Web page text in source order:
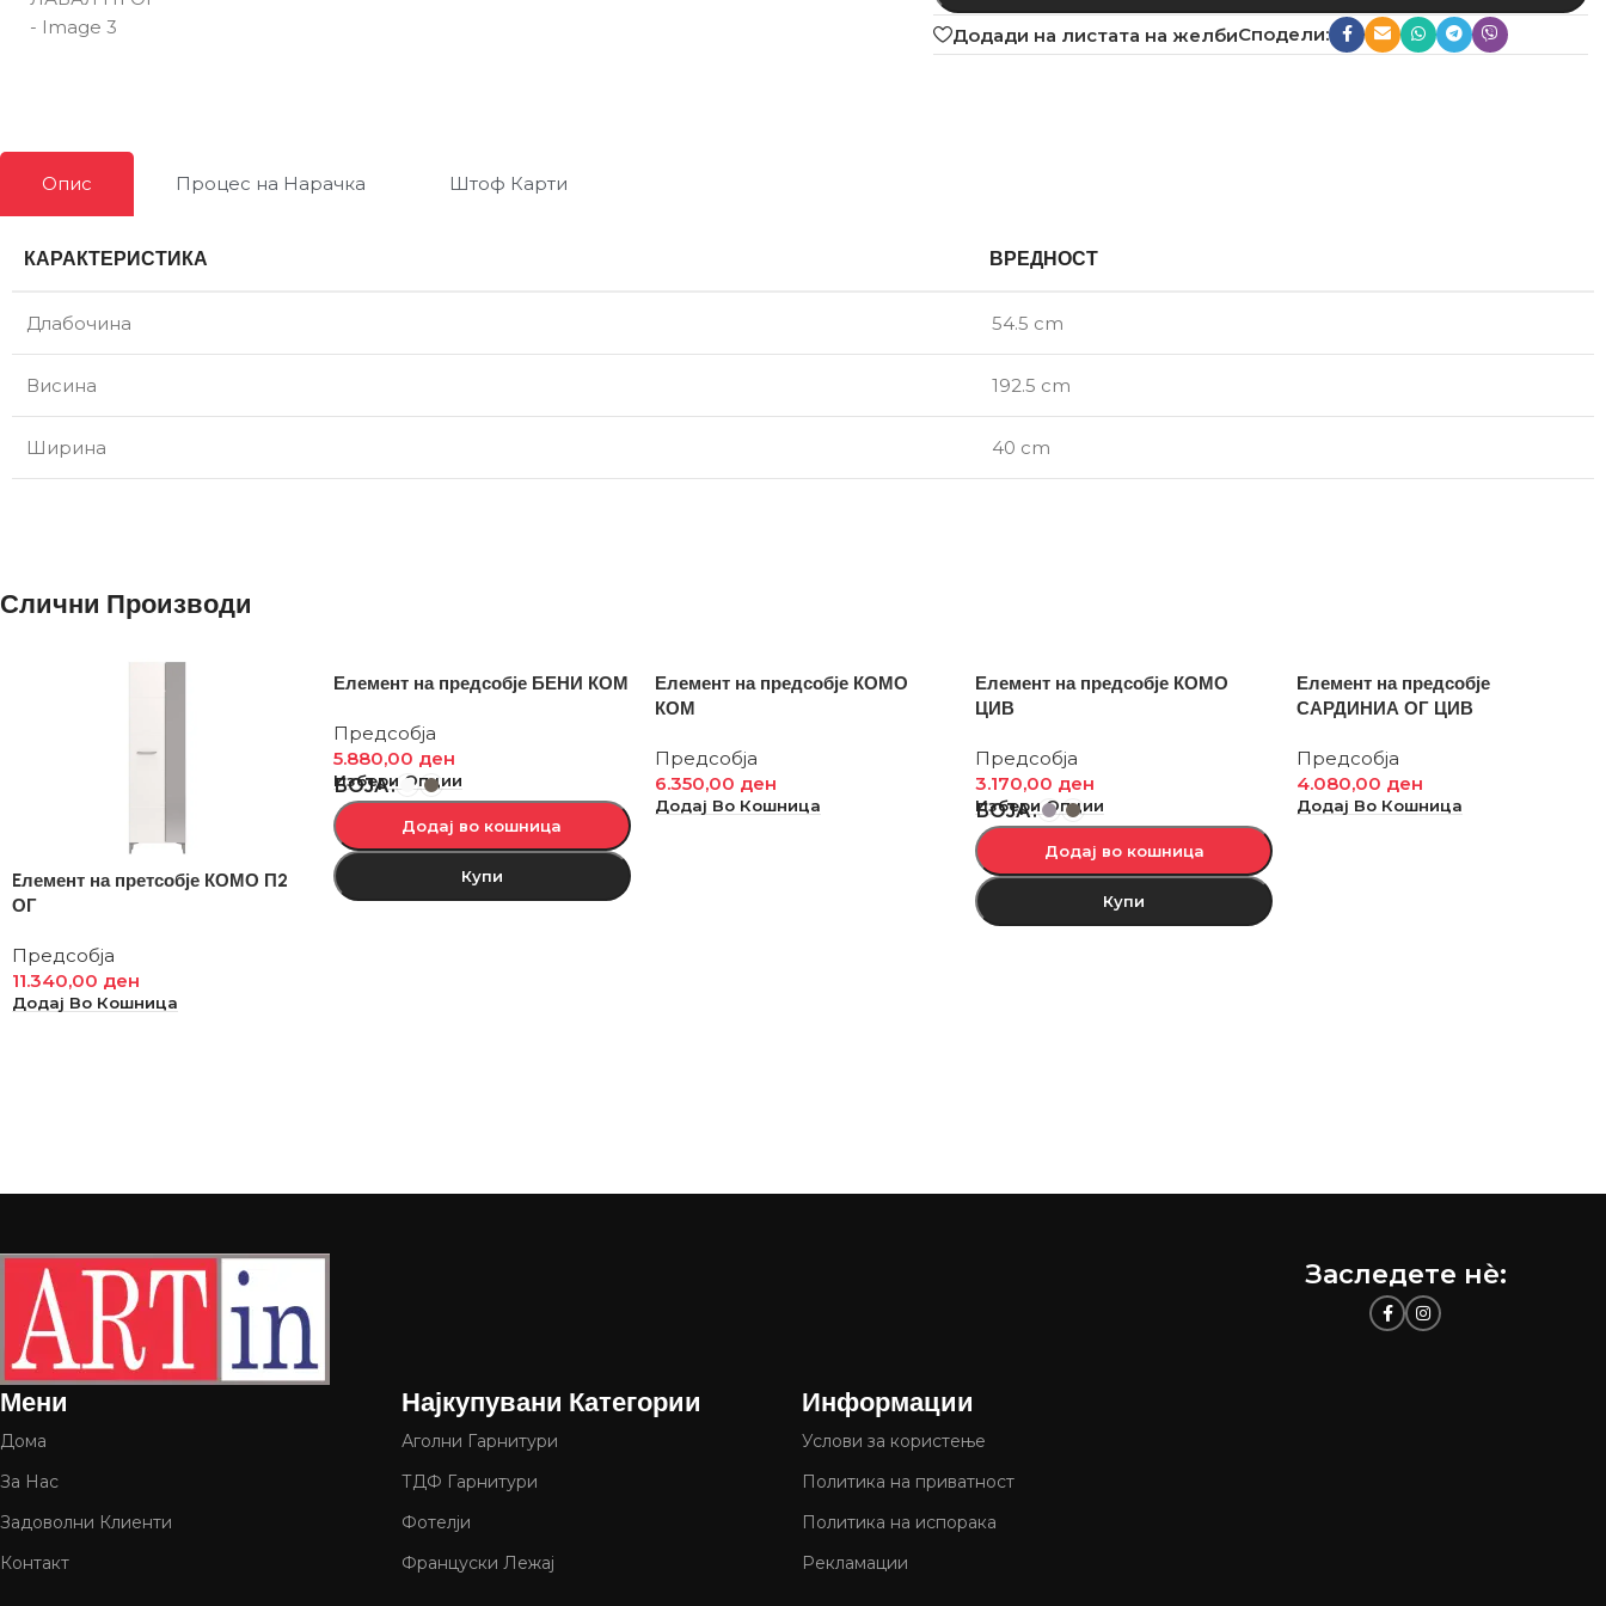
Додади на листата на желбиСподели:
Опис Процес на Нарачка Штоф Карти
КАРАКТЕРИСТИКА ВРЕДНОСТ
Длабочина 54.5 cm
Висина 192.5 cm
Ширина 40 cm
Слични Производи
Eлемент на претсобје КОМО П2
ОГ
Предсобја
11.340,00 ден
Додај Во Кошница
Елемент на предсобје БЕНИ КОМ
Предсобја
5.880,00 ден
Избери Опции
БОЈА
Додај во кошница
Купи
Елемент на предсобје КОМО
КОМ
Предсобја
6.350,00 ден
Додај Во Кошница
Елемент на предсобје КОМО
ЦИВ
Предсобја
3.170,00 ден
Избери Опции
БОЈА
Додај во кошница
Купи
Елемент на предсобје
САРДИНИА ОГ ЦИВ
Предсобја
4.080,00 ден
Додај Во Кошница
Мени
Дома
За Нас
Задоволни Клиенти
Контакт
Најкупувани Категории
Аголни Гарнитури
ТДФ Гарнитури
Фотелји
Француски Лежај
Информации
Услови за користење
Политика на приватност
Политика на испорака
Рекламации
Заследете нѐ: